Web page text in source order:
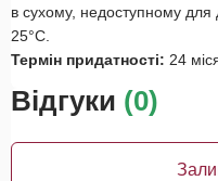
в сухому, недоступному для
25°С.
Термін придатності: 24
Відгуки (0)